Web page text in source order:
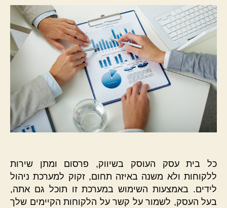
כל בית עסק העוסק בשיווק, פרסום ומתן שירות
ללקוחות ולא משנה באיזה תחום, זקוק למערכת ניהול
לידים. באמצעות השימוש במערכת זו תוכל גם אתה,
בעל העסק, לשמור על קשר על הלקוחות הקיימים שלך